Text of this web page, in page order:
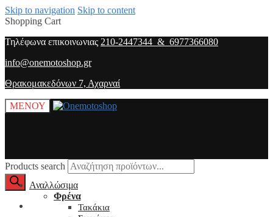
Skip to navigation Skip to content
Shopping Cart
Τηλέφωνα επικοινωνιας 210-2447344 & 6977366080
info@onemotoshop.gr
Θρακομακεδόνων 7, Αχαρναί
ΜΕΝΟΥ
Products search
O λογαριασμός μου
Αναλλώσιμα
Φρένα
Τακάκια